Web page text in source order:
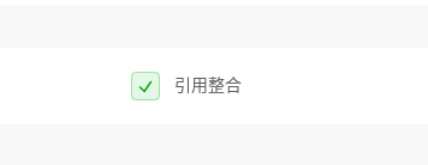
引用整合